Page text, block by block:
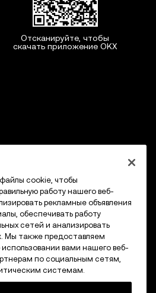
Отсканируйте, чтобы
скачать приложение OKX
cookie, чтобы
работу нашего веб-
рекламные объявления
обеспечивать работу
сетей и анализировать
Мы также предоставляем
вами нашего веб-
по социальным сетям,
системам.